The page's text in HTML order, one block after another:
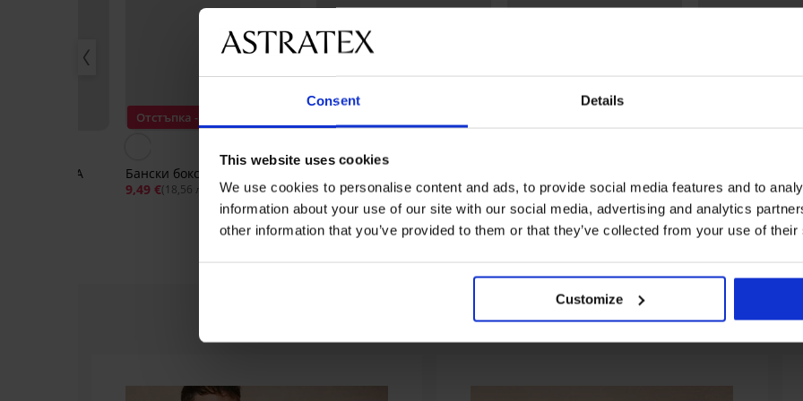
Consent Details
This website uses cookies
We use cookies to personalise content and ads, to provide social media features and to
information about your use of our site with our social media, advertising and analytics
other information that you’ve provided to them or that they’ve collected from your use of
Customize
MEN-A
Отстъпка -50%
Бански боксерки Daniel
9,49 €(18,56 лв.) 18,99 €
Pablo
11,89 € (23,25 лв.)16,99 €
12,99 €(25,41 лв.)
Liam
12,99 €(25,41 лв.)
От същата колекция